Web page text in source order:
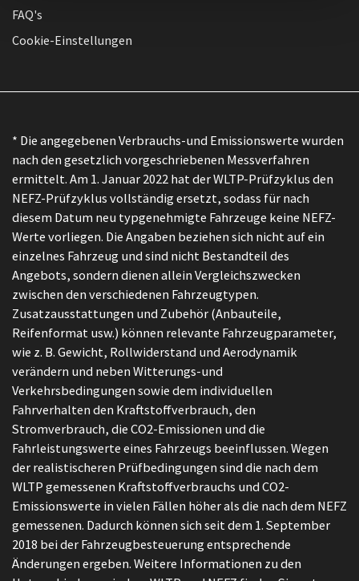
FAQ's
Cookie-Einstellungen
* Die angegebenen Verbrauchs-und Emissionswerte wurden
nach den gesetzlich vorgeschriebenen Messverfahren
ermittelt. Am 1. Januar 2022 hat der WLTP-Prüfzyklus den
NEFZ-Prüfzyklus vollständig ersetzt, sodass für nach
diesem Datum neu typgenehmigte Fahrzeuge keine NEFZ-
Werte vorliegen. Die Angaben beziehen sich nicht auf ein
einzelnes Fahrzeug und sind nicht Bestandteil des
Angebots, sondern dienen allein Vergleichszwecken
zwischen den verschiedenen Fahrzeugtypen.
Zusatzausstattungen und Zubehör (Anbauteile,
Reifenformat usw.) können relevante Fahrzeugparameter,
wie z. B. Gewicht, Rollwiderstand und Aerodynamik
verändern und neben Witterungs-und
Verkehrsbedingungen sowie dem individuellen
Fahrverhalten den Kraftstoffverbrauch, den
Stromverbrauch, die CO2-Emissionen und die
Fahrleistungswerte eines Fahrzeugs beeinflussen. Wegen
der realistischeren Prüfbedingungen sind die nach dem
WLTP gemessenen Kraftstoffverbrauchs und CO2-
Emissionswerte in vielen Fällen höher als die nach dem NEFZ
gemessenen. Dadurch können sich seit dem 1. September
2018 bei der Fahrzeugbesteuerung entsprechende
Änderungen ergeben. Weitere Informationen zu den